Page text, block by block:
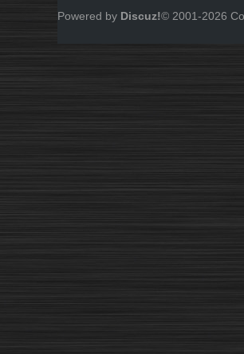
Powered by Discuz!© 2001-2026